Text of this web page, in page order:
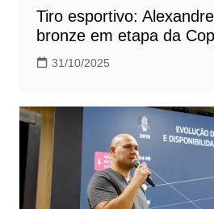
Tiro esportivo:
bronze em etapa da
31/10/2025